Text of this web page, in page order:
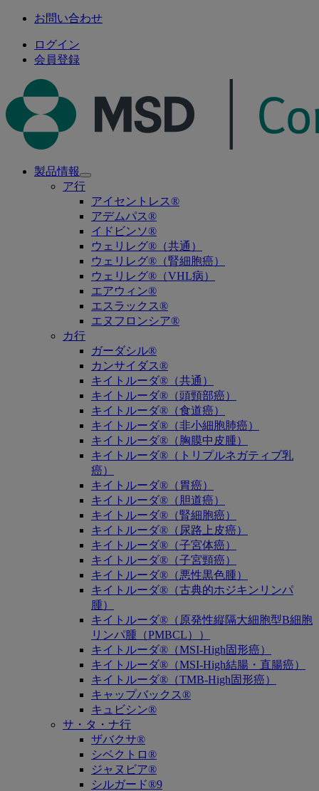
お問い合わせ
ログイン
会員登録
製品情報
Open
submenu
ア行
アイセントレス®
アデムパス®
イドビンソ®
ウェリレグ®（共通）
ウェリレグ®（腎細胞癌）
ウェリレグ®（VHL病）
エアウィン®
エスラックス®
エヌフロンシア®
カ行
ガーダシル®
カンサイダス®
キイトルーダ®（共通）
キイトルーダ®（頭頸部癌）
キイトルーダ®（食道癌）
キイトルーダ®（非小細胞肺癌）
キイトルーダ®（胸膜中皮腫）
キイトルーダ®（トリプルネガティブ乳
癌）
キイトルーダ®（胃癌）
キイトルーダ®（胆道癌）
キイトルーダ®（腎細胞癌）
キイトルーダ®（尿路上皮癌）
キイトルーダ®（子宮体癌）
キイトルーダ®（子宮頸癌）
キイトルーダ®（悪性黒色腫）
キイトルーダ®（古典的ホジキンリンパ
腫）
キイトルーダ®（原発性縦隔大細胞型B細胞
リンパ腫（PMBCL））
キイトルーダ®（MSI-High固形癌）
キイトルーダ®（MSI-High結腸・直腸癌）
キイトルーダ®（TMB-High固形癌）
キャップバックス®
キュビシン®
サ・タ・ナ行
ザバクサ®
シベクトロ®
ジャヌビア®
シルガード®9